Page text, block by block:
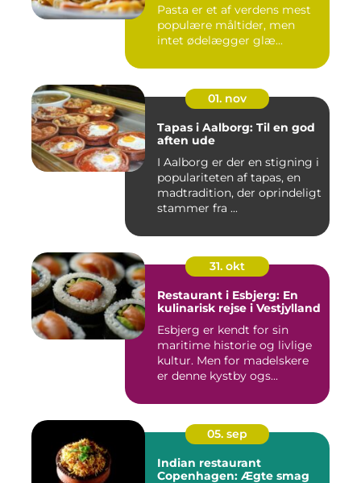
Pasta er et af verdens mest
populære måltider, men
intet ødelægger glæ...
01. nov
Tapas i Aalborg: Til en god
aften ude
I Aalborg er der en stigning i
populariteten af tapas, en
madtradition, der oprindeligt
stammer fra ...
31. okt
Restaurant i Esbjerg: En
kulinarisk rejse i Vestjylland
Esbjerg er kendt for sin
maritime historie og livlige
kultur. Men for madelskere
er denne kystby ogs...
05. sep
Indian restaurant
Copenhagen: Ægte smag